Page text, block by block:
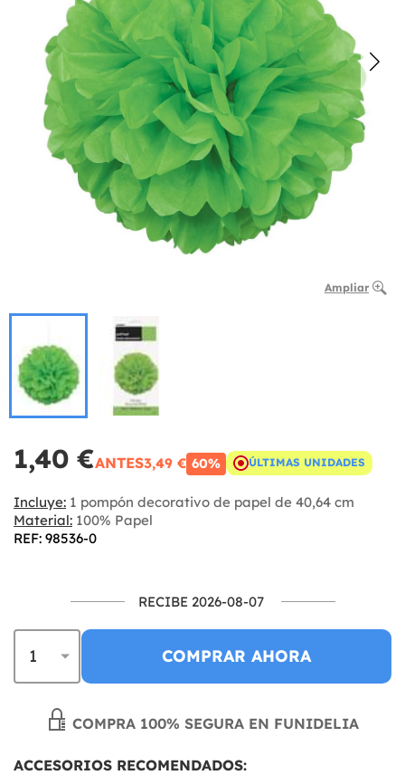
Ampliar
1,40 €ANTES3,49 € 60% ÚLTIMAS UNIDADES
Incluye: 1 pompón decorativo de papel de 40,64 cm
Material: 100% Papel
REF: 98536-0
RECIBE 2026-08-07
COMPRAR AHORA
COMPRA 100% SEGURA EN FUNIDELIA
ACCESORIOS RECOMENDADOS: